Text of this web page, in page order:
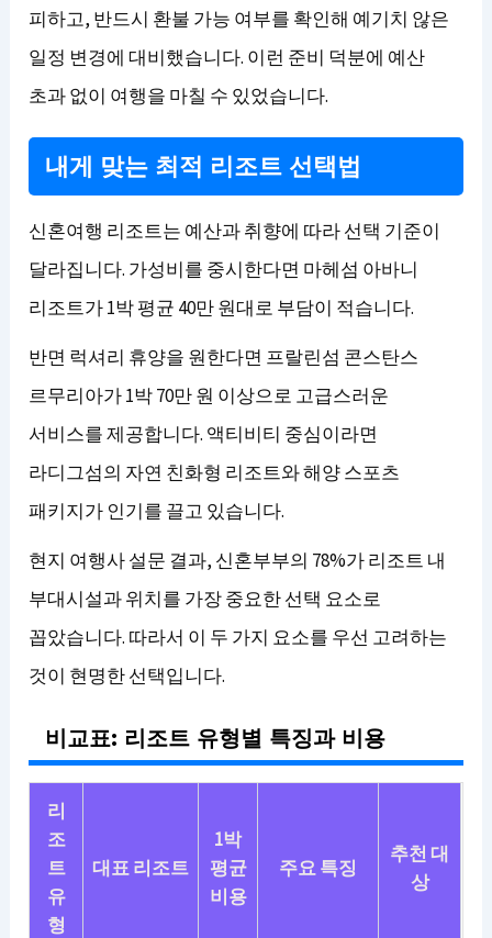
피하고, 반드시 환불 가능 여부를 확인해 예기치 않은
일정 변경에 대비했습니다. 이런 준비 덕분에 예산
초과 없이 여행을 마칠 수 있었습니다.
내게 맞는 최적 리조트 선택법
신혼여행 리조트는 예산과 취향에 따라 선택 기준이
달라집니다. 가성비를 중시한다면 마헤섬 아바니
리조트가 1박 평균 40만 원대로 부담이 적습니다.
반면 럭셔리 휴양을 원한다면 프랄린섬 콘스탄스
르무리아가 1박 70만 원 이상으로 고급스러운
서비스를 제공합니다. 액티비티 중심이라면
라디그섬의 자연 친화형 리조트와 해양 스포츠
패키지가 인기를 끌고 있습니다.
현지 여행사 설문 결과, 신혼부부의 78%가 리조트 내
부대시설과 위치를 가장 중요한 선택 요소로
꼽았습니다. 따라서 이 두 가지 요소를 우선 고려하는
것이 현명한 선택입니다.
비교표: 리조트 유형별 특징과 비용
리
조
트
유
형
대표 리조트
1박
평균
비용
주요 특징
추천 대
상